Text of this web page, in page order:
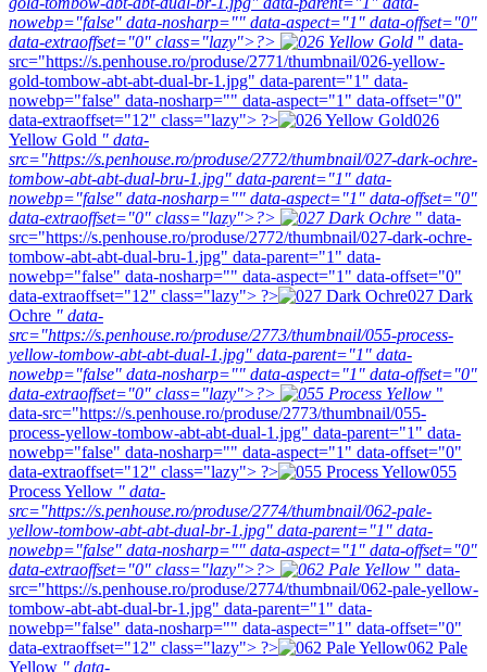
nowebp="false" data-nosharp="" data-aspect="1" data-offset="0"
data-extraoffset="0" class="lazy">?>
" data-
src="https://s.penhouse.ro/produse/2771/thumbnail/026-yellow-
gold-tombow-abt-abt-dual-br-1.jpg" data-parent="1" data-
nowebp="false" data-nosharp="" data-aspect="1" data-offset="0"
data-extraoffset="12" class="lazy"> ?>
026
Yellow Gold " data-
src="https://s.penhouse.ro/produse/2772/thumbnail/027-dark-ochre-
tombow-abt-abt-dual-bru-1.jpg" data-parent="1" data-
nowebp="false" data-nosharp="" data-aspect="1" data-offset="0"
data-extraoffset="0" class="lazy">?>
" data-
src="https://s.penhouse.ro/produse/2772/thumbnail/027-dark-ochre-
tombow-abt-abt-dual-bru-1.jpg" data-parent="1" data-
nowebp="false" data-nosharp="" data-aspect="1" data-offset="0"
data-extraoffset="12" class="lazy"> ?>
027 Dark
Ochre " data-
src="https://s.penhouse.ro/produse/2773/thumbnail/055-process-
yellow-tombow-abt-abt-dual-1.jpg" data-parent="1" data-
nowebp="false" data-nosharp="" data-aspect="1" data-offset="0"
data-extraoffset="0" class="lazy">?>
"
data-src="https://s.penhouse.ro/produse/2773/thumbnail/055-
process-yellow-tombow-abt-abt-dual-1.jpg" data-parent="1" data-
nowebp="false" data-nosharp="" data-aspect="1" data-offset="0"
data-extraoffset="12" class="lazy"> ?>
055
Process Yellow " data-
src="https://s.penhouse.ro/produse/2774/thumbnail/062-pale-
yellow-tombow-abt-abt-dual-br-1.jpg" data-parent="1" data-
nowebp="false" data-nosharp="" data-aspect="1" data-offset="0"
data-extraoffset="0" class="lazy">?>
" data-
src="https://s.penhouse.ro/produse/2774/thumbnail/062-pale-yellow-
tombow-abt-abt-dual-br-1.jpg" data-parent="1" data-
nowebp="false" data-nosharp="" data-aspect="1" data-offset="0"
data-extraoffset="12" class="lazy"> ?>
062 Pale
Yellow " data-